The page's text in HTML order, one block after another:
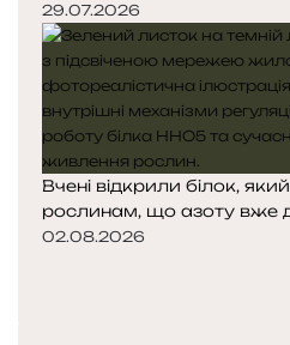
29.07.2026
Вчені відкрили білок,
рослинам, що азоту вже
02.08.2026